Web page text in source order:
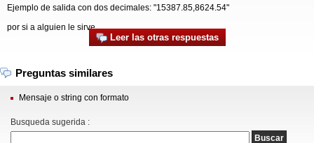
Ejemplo de salida con dos decimales: "15387.85,8624.54"
por si a alguien le sirve.
Leer las otras respuestas
Preguntas similares
Mensaje o string con formato
Busqueda sugerida :